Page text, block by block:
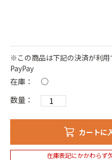
※この商品は下記の決済が利用
PayPay
在庫：
○
数量：
カートに
在庫表記にかかわらず